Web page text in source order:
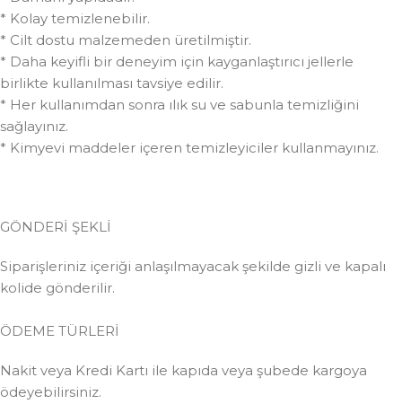
* Kolay temizlenebilir.
* Cilt dostu malzemeden üretilmiştir.
* Daha keyifli bir deneyim için kayganlaştırıcı jellerle
birlikte kullanılması tavsiye edilir.
* Her kullanımdan sonra ılık su ve sabunla temizliğini
sağlayınız.
* Kimyevi maddeler içeren temizleyiciler kullanmayınız.
GÖNDERİ ŞEKLİ
Siparişleriniz içeriği anlaşılmayacak şekilde gizli ve kapalı
kolide gönderilir.
ÖDEME TÜRLERİ
Nakit veya Kredi Kartı ile kapıda veya şubede kargoya
ödeyebilirsiniz.